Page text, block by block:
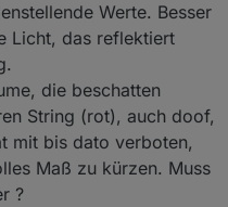
Werte. Besser
Licht, das reflektiert
die beschatten
String (rot), auch doof,
mit bis dato verboten,
Maß zu kürzen. Muss
?